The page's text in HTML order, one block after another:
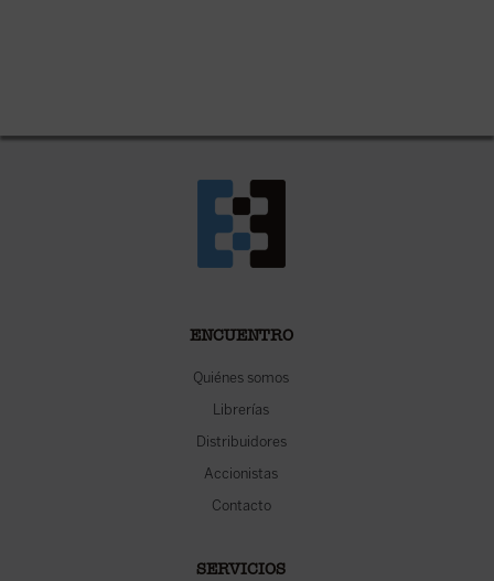
ENCUENTRO
Quiénes somos
Librerías
Distribuidores
Accionistas
Contacto
SERVICIOS